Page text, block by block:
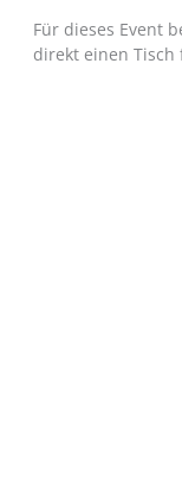
Für dieses Event
direkt einen